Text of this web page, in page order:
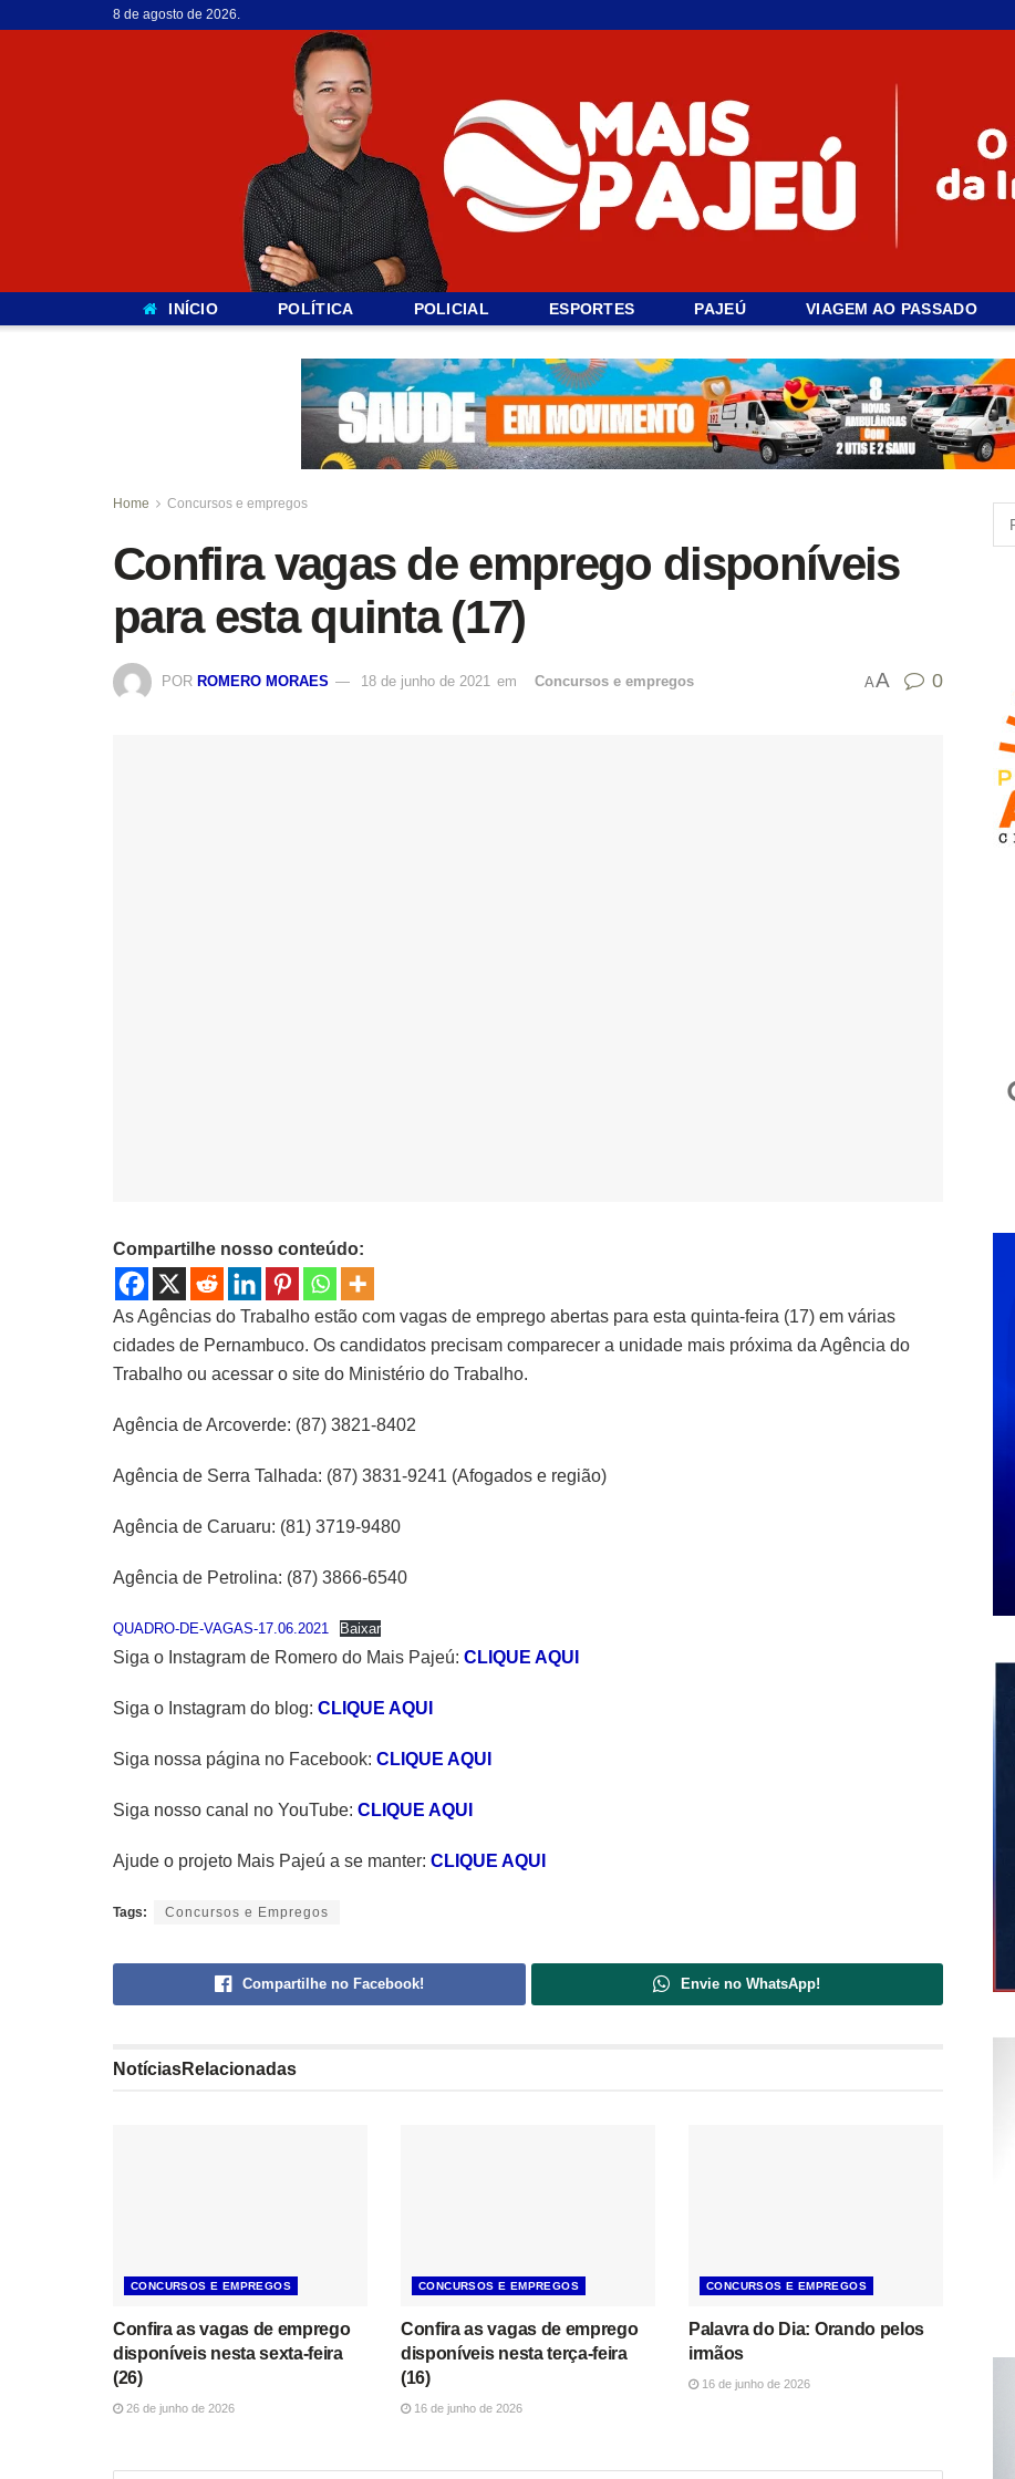
8 de agosto de 2026.
INÍCIO POLÍTICA POLICIAL ESPORTES PAJEÚ VIAGEM AO PASSADO
Home Concursos e empregos
Confira vagas de emprego disponíveis
para esta quinta (17)
POR ROMERO MORAES 18 de junho de 2021 emﾠ Concursos e empregos AA 0
Compartilhe nosso conteúdo:
As Agências do Trabalho estão com vagas de emprego abertas para esta quinta-feira (17) em várias
cidades de Pernambuco. Os candidatos precisam comparecer a unidade mais próxima da Agência do
Trabalho ou acessar o site do Ministério do Trabalho.
Agência de Arcoverde: (87) 3821-8402
Agência de Serra Talhada: (87) 3831-9241 (Afogados e região)
Agência de Caruaru: (81) 3719-9480
Agência de Petrolina: (87) 3866-6540
QUADRO-DE-VAGAS-17.06.2021 Baixar
Siga o Instagram de Romero do Mais Pajeú: CLIQUE AQUI
Siga o Instagram do blog: CLIQUE AQUI
Siga nossa página no Facebook: CLIQUE AQUI
Siga nosso canal no YouTube: CLIQUE AQUI
Ajude o projeto Mais Pajeú a se manter: CLIQUE AQUI
Tags: Concursos e Empregos
Compartilhe no Facebook! Envie no WhatsApp!
NotíciasRelacionadas
CONCURSOS E EMPREGOS
Confira as vagas de emprego
disponíveis nesta sexta-feira
(26)
26 de junho de 2026
CONCURSOS E EMPREGOS
Confira as vagas de emprego
disponíveis nesta terça-feira
(16)
16 de junho de 2026
CONCURSOS E EMPREGOS
Palavra do Dia: Orando pelos
irmãos
16 de junho de 2026